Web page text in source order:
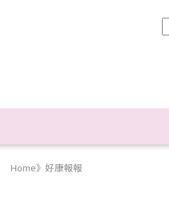
Home》 好康報報